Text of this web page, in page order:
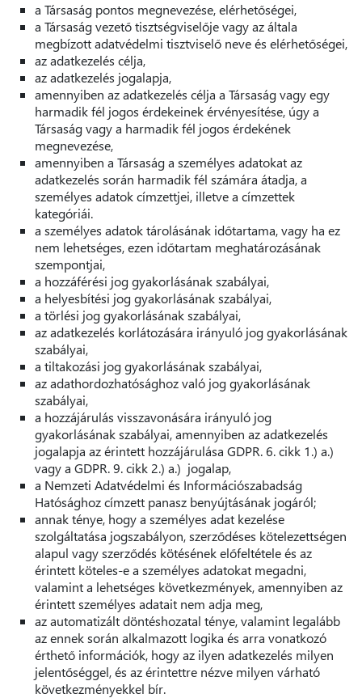
a Társaság pontos megnevezése, elérhetőségei,
a Társaság vezető tisztségviselője vagy az általa
megbízott adatvédelmi tisztviselő neve és elérhetőségei,
az adatkezelés célja,
az adatkezelés jogalapja,
amennyiben az adatkezelés célja a Társaság vagy egy
harmadik fél jogos érdekeinek érvényesítése, úgy a
Társaság vagy a harmadik fél jogos érdekének
megnevezése,
amennyiben a Társaság a személyes adatokat az
adatkezelés során harmadik fél számára átadja, a
személyes adatok címzettjei, illetve a címzettek
kategóriái.
a személyes adatok tárolásának időtartama, vagy ha ez
nem lehetséges, ezen időtartam meghatározásának
szempontjai,
a hozzáférési jog gyakorlásának szabályai,
a helyesbítési jog gyakorlásának szabályai,
a törlési jog gyakorlásának szabályai,
az adatkezelés korlátozására irányuló jog gyakorlásának
szabályai,
a tiltakozási jog gyakorlásának szabályai,
az adathordozhatósághoz való jog gyakorlásának
szabályai,
a hozzájárulás visszavonására irányuló jog
gyakorlásának szabályai, amennyiben az adatkezelés
jogalapja az érintett hozzájárulása GDPR. 6. cikk 1.) a.)
vagy a GDPR. 9. cikk 2.) a.) jogalap,
a Nemzeti Adatvédelmi és Információszabadság
Hatósághoz címzett panasz benyújtásának jogáról;
annak ténye, hogy a személyes adat kezelése
szolgáltatása jogszabályon, szerződéses kötelezettségen
alapul vagy szerződés kötésének előfeltétele és az
érintett köteles-e a személyes adatokat megadni,
valamint a lehetséges következmények, amennyiben az
érintett személyes adatait nem adja meg,
az automatizált döntéshozatal ténye, valamint legalább
az ennek során alkalmazott logika és arra vonatkozó
érthető információk, hogy az ilyen adatkezelés milyen
jelentőséggel, és az érintettre nézve milyen várható
következményekkel bír.